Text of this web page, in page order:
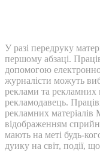
У разі передруку
першому абзаці.
допомогою
журналісти можуть
реклами та рекламних
рекламодавець.
рекламних матеріалів
відображенням
мають на меті будь-
дуику на світ, події,